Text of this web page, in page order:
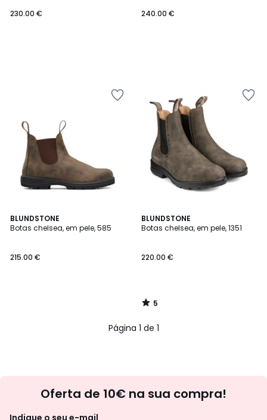
230.00 €
240.00 €
BLUNDSTONE
Botas chelsea, em pele, 585
215.00 €
BLUNDSTONE
Botas chelsea, em pele, 1351
220.00 €
5
/
5
/
Página 1 de 1
Oferta de 10€ na sua compra!
Indique o seu e-mail